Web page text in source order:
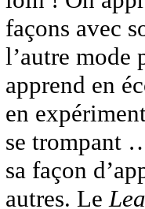
façons avec
l’autre
apprend en
en
se trompant
sa façon
autres. Le